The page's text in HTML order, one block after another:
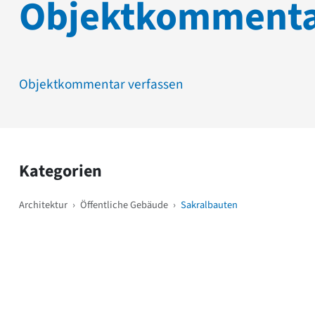
Objektkommentar verfassen
Kategorien
Architektur › Öffentliche Gebäude › Sakralbauten